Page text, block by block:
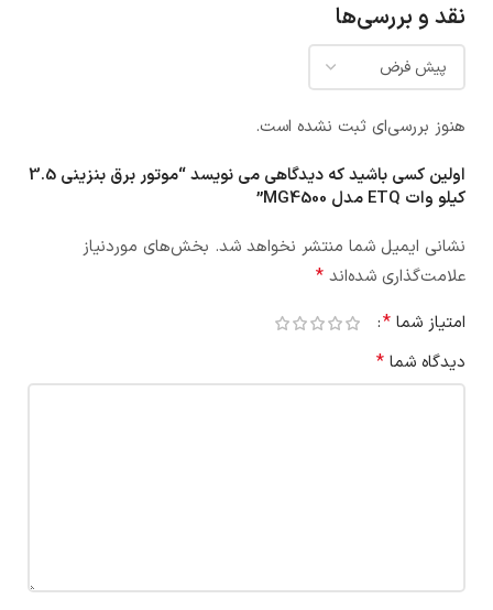
نقد و بررسی‌ها
هنوز بررسی‌ای ثبت نشده است.
اولین کسی باشید که دیدگاهی می نویسد “موتور برق بنزینی 3.5
کیلو وات ETQ مدل MG4500”
نشانی ایمیل شما منتشر نخواهد شد. بخش‌های موردنیاز
علامت‌گذاری شده‌اند *
امتیاز شما *
دیدگاه شما *